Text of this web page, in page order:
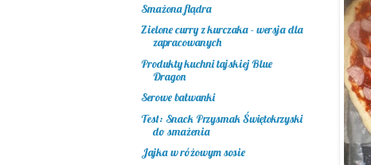
Smażona flądra
Zielone curry z kurczaka - wersja dla
zapracowanych
Produkty kuchni tajskiej Blue
Dragon
Serowe bałwanki
Test: Snack Przysmak Świętokrzyski
do smażenia
Jajka w różowym sosie